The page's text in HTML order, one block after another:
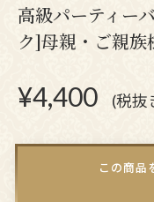
高級パーティー
ク]母親・ご親族
¥4,400 (税抜
この商品